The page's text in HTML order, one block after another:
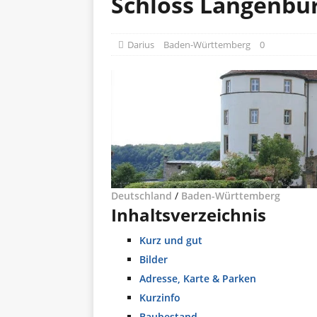
Darius Baden-Württemberg 0
Deutschland / Baden-Württemberg
Inhaltsverzeichnis
Kurz und gut
Bilder
Adresse, Karte & Parken
Kurzinfo